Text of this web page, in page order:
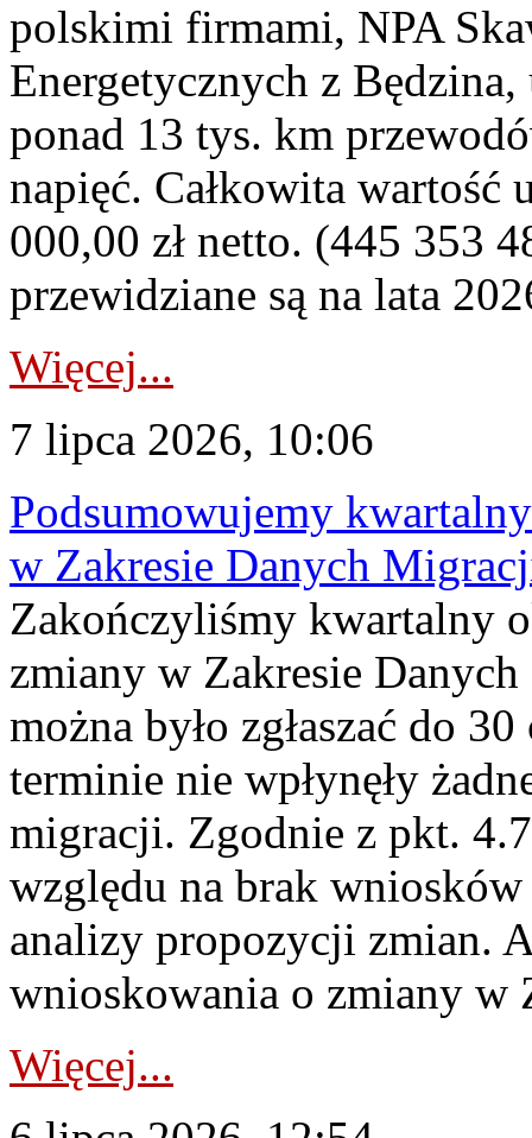
polskimi firmami, NPA
Energetycznych z
ponad 13 tys. km
napięć. Całkowita
000,00 zł netto. (445 353
przewidziane są na lata
Więcej...
7 lipca 2026, 10:06
Podsumowujemy
w Zakresie Danych
Zakończyliśmy kwartalny
zmiany w Zakresie
można było zgłaszać do
terminie nie wpłynęły
migracji. Zgodnie z pkt.
względu na brak
analizy propozycji zmian.
wnioskowania o zmiany w
Więcej...